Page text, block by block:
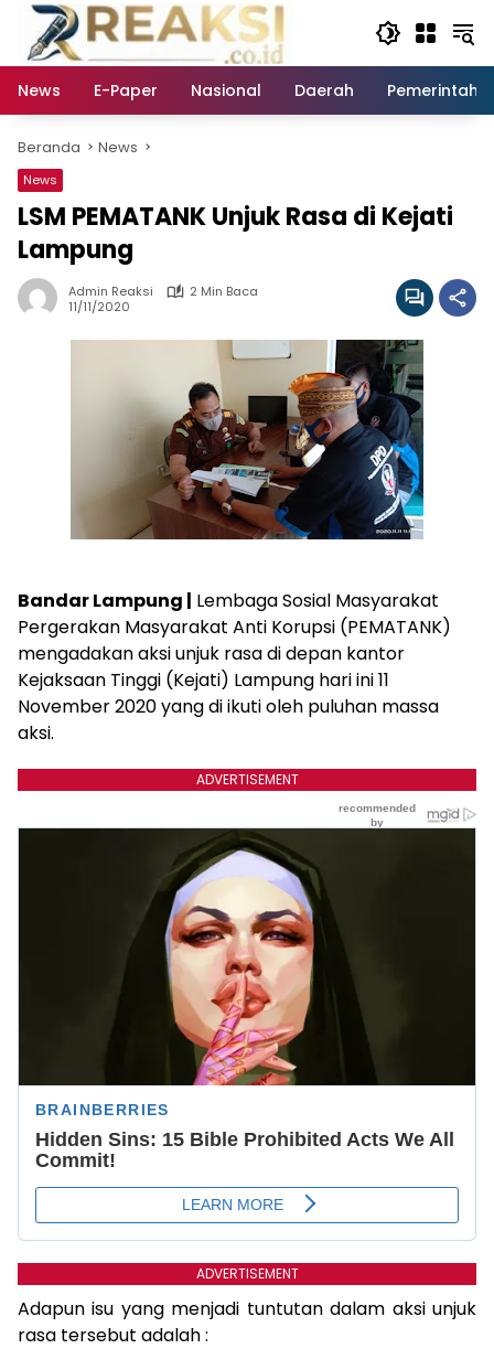
Langsung
konten
News
E-Paper Nasional Daerah
Beranda News
News
LSM PEMATANK Unjuk Rasa di Kejati
Lampung
Admin Reaksi
2 Min Baca
11/11/2020
Bandar Lampung | Lembaga Sosial Masyarakat
Pergerakan Masyarakat Anti Korupsi (PEMATANK)
mengadakan aksi unjuk rasa di depan kantor
Kejaksaan Tinggi (Kejati) Lampung hari ini 11
November 2020 yang di ikuti oleh puluhan massa
aksi.
ADVERTISEMENT
ADVERTISEMENT
Adapun isu yang menjadi tuntutan dalam aksi unjuk
rasa tersebut adalah :